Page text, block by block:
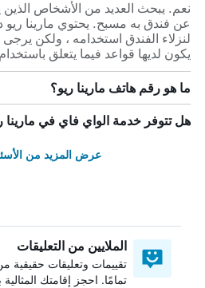
نعم. يبحث العديد من الأشخاص
عن فندق به مسبح. يحتوي مارينا
لنزلاء الفندق استخدامه ، ولكن يرجى
يكون لديها قواعد فيما يتعلق
ما هو رقم هاتف مارينا ريو؟
هل تتوفر خدمة الواي فاي في مارينا
عرض المزيد من
الملايين من التعليقات
تقييمات وتعليقات حقيقية
تمامًا. احجز إقامتك